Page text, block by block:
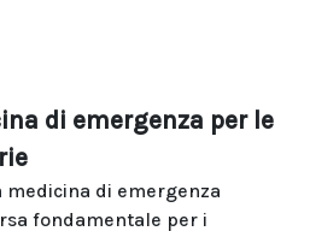
di emergenza per le
di emergenza
fondamentale per i